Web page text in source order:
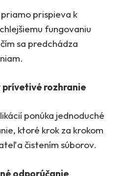
prispieva k
fungovaniu
sa predchádza
rozhranie
ponúka jednoduché
ktoré krok za krokom
čistením súborov.
odporúčanie